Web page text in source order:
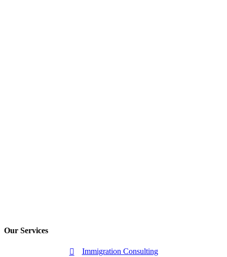
Our Services
Immigration Consulting